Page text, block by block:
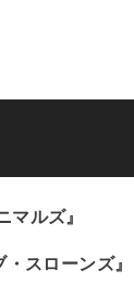
ルズ』
スローンズ』